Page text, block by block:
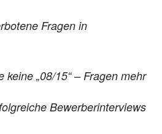
Fragen in
keine „08/15“ – Fragen mehr
Bewerberinterviews